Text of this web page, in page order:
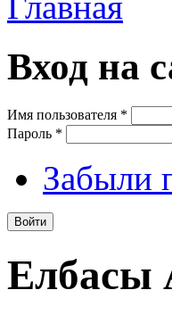
Вход на
Имя пользователя *
Пароль *
Забыли
Елбасы